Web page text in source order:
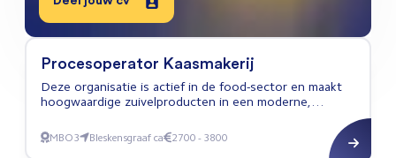
Procesoperator Kaasmakerij
Deze organisatie is actief in de food-sector en maakt
hoogwaardige zuivelproducten in een moderne,
combineert vakmanschap met technologie en richt zich
op kwaliteit, duurzaamheid en continue verbetering in
MBO3 Bleskensgraaf ca 2700 - 3800
Procesoperator Kaasmakerij